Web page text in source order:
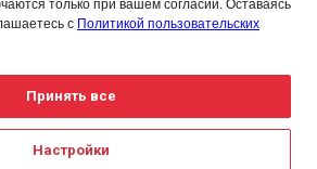
Концепт |Политика обработки и
персональных данных
только при вашем согласии. Оставаясь
с Политикой пользовательских
Принять все
Настройки